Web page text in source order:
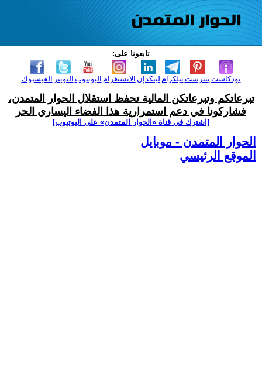
تابعونا على:
الفيسبوك التويتر اليوتيوب الانستغرام لينكدإن تيلكرامبنترست بودكاست
تبرعاتكم وتبرعاتكن المالية تحفظ استقلال الحوار المتمدن،
فشاركونا في دعم استمرارية هذا الفضاء اليساري الحر
[اشترك في قناة ‫«الحوار المتمدن» على اليوتيوب]
الحوار المتمدن - موبايل
الموقع الرئيسي